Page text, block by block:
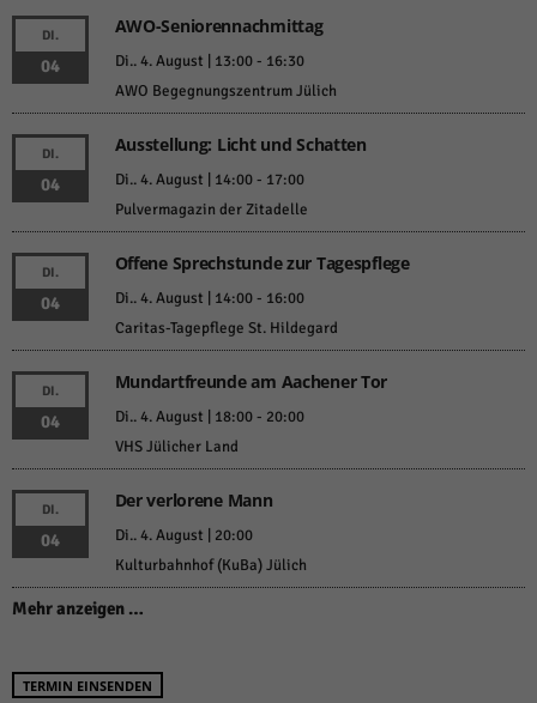
DI.
04
AWO-Seniorennachmittag
Di.. 4. August | 13:00- 16:30
AWO Begegnungszentrum Jülich
DI.
04
Ausstellung: Licht und Schatten
Di.. 4. August | 14:00- 17:00
Pulvermagazin der Zitadelle
DI.
04
Offene Sprechstunde zur Tagespflege
Di.. 4. August | 14:00- 16:00
Caritas-Tagepflege St. Hildegard
DI.
04
Mundartfreunde am Aachener Tor
Di.. 4. August | 18:00- 20:00
VHS Jülicher Land
DI.
04
Der verlorene Mann
Di.. 4. August | 20:00
Kulturbahnhof (KuBa) Jülich
Mehr anzeigen …
TERMIN EINSENDEN